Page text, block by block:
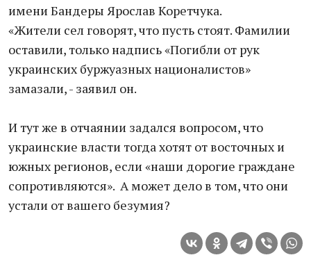
имени Бандеры Ярослав Коретчука.
«Жители сел говорят, что пусть стоят. Фамилии
оставили, только надпись «Погибли от рук
украинских буржуазных националистов»
замазали, - заявил он.
И тут же в отчаянии задался вопросом, что
украинские власти тогда хотят от восточных и
южных регионов, если «наши дорогие граждане
сопротивляются». А может дело в том, что они
устали от вашего безумия?